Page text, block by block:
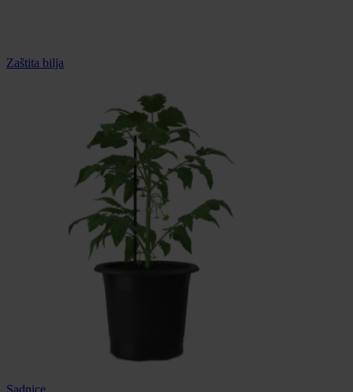
Zaštita bilja